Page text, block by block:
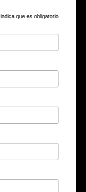
indica que es obligatorio